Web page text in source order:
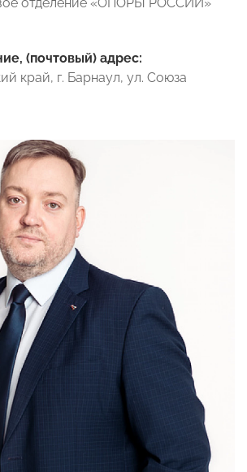
(почтовый) адрес:
край, г. Барнаул, ул. Союза